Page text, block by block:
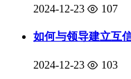
2024-12-23 107
如何与领导建立互
2024-12-23 103